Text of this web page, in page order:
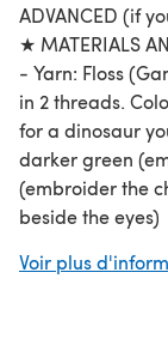
ADVANCED (if
★ MATERIALS
- Yarn: Floss
in 2 threads.
for a dinosaur
darker green
(embroider the
beside the eyes)
(embroider the
Voir plus